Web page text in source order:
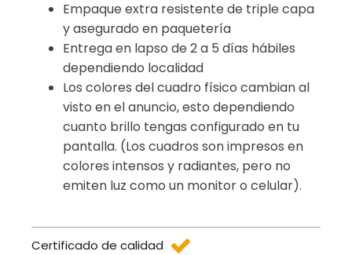
Empaque extra resistente de triple capa
y asegurado en paquetería
Entrega en lapso de 2 a 5 días hábiles
dependiendo localidad
Los colores del cuadro físico cambian al
visto en el anuncio, esto dependiendo
cuanto brillo tengas configurado en tu
pantalla. (Los cuadros son impresos en
colores intensos y radiantes, pero no
emiten luz como un monitor o celular).
Certificado de calidad